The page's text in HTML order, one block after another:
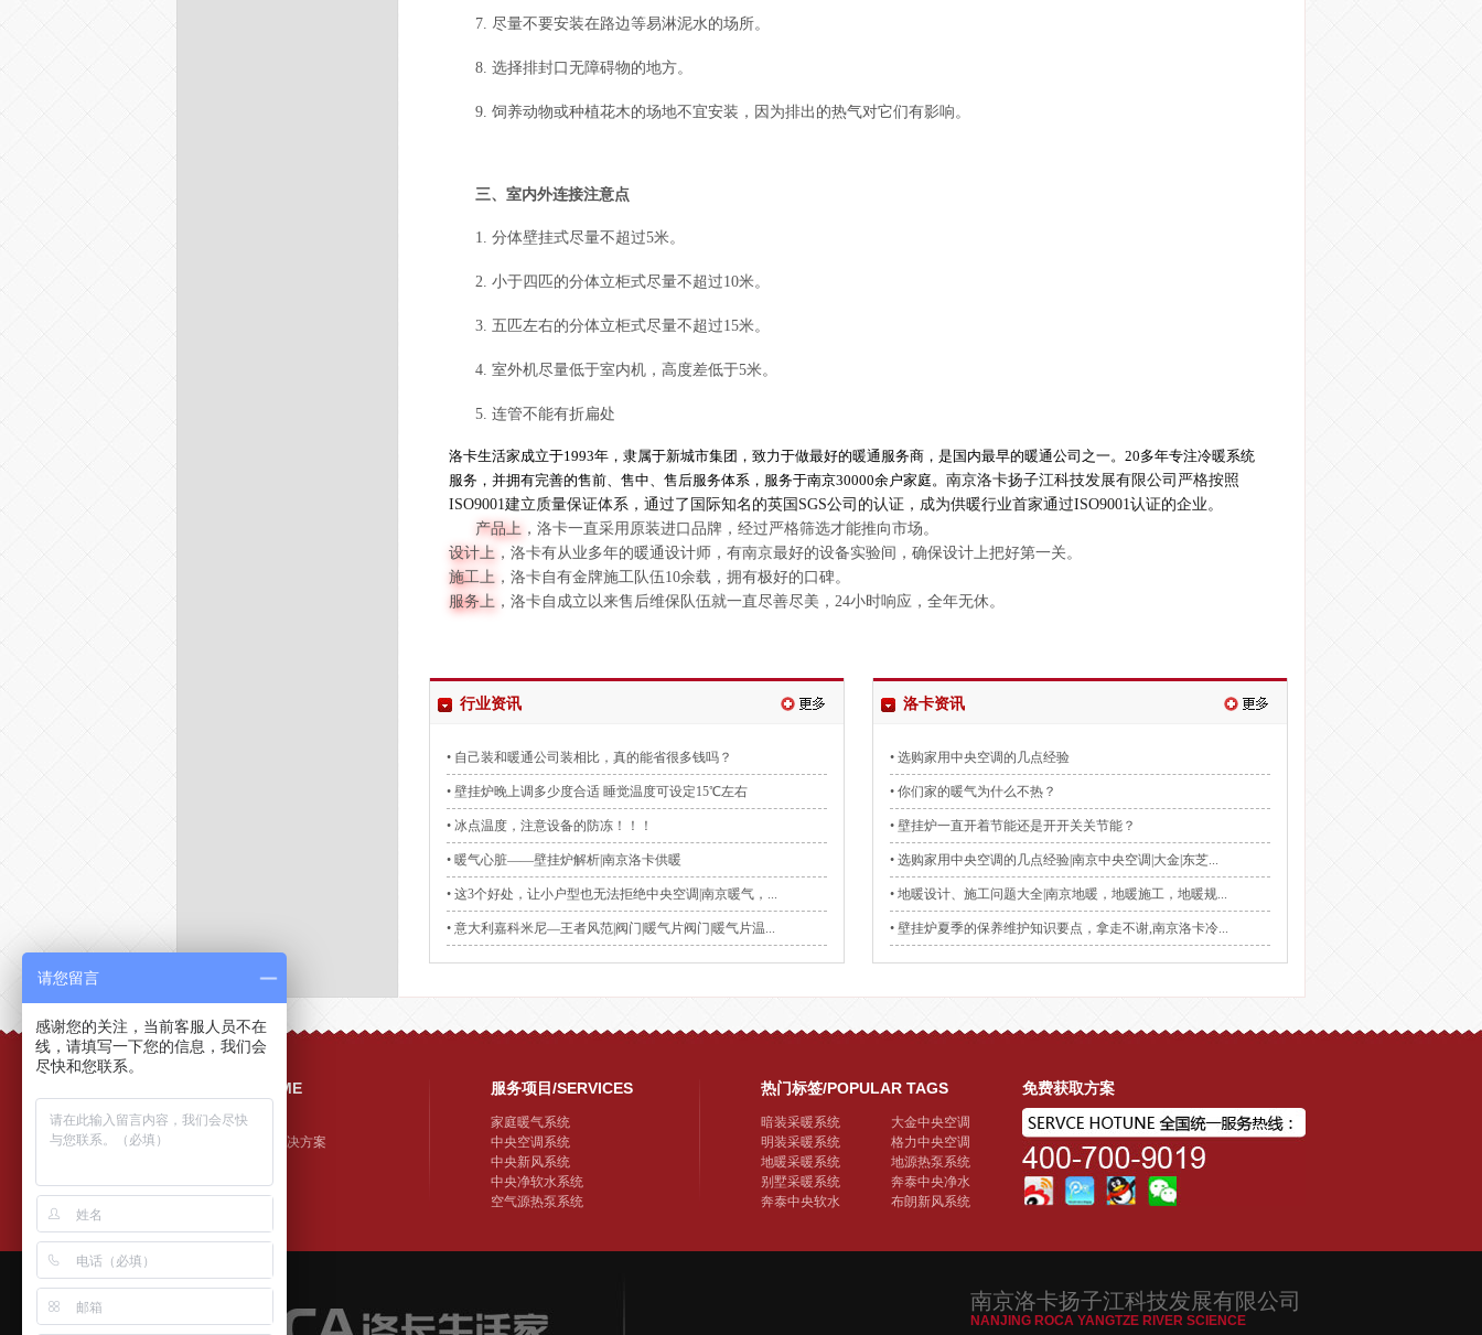
7. 尽量不要安装在路边等易淋泥水的场所。
8. 选择排封口无障碍物的地方。
9. 饲养动物或种植花木的场地不宜安装，因为排出的热气对它们有影响。
三、室内外连接注意点
1. 分体壁挂式尽量不超过5米。
2. 小于四匹的分体立柜式尽量不超过10米。
3. 五匹左右的分体立柜式尽量不超过15米。
4. 室外机尽量低于室内机，高度差低于5米。
5. 连管不能有折扁处
洛卡生活家成立于1993年，隶属于新城市集团，致力于做最好的暖通服务商，是国内最早的暖通公司之一。20多年专注冷暖系统
服务，并拥有完善的售前、售中、售后服务体系，服务于南京30000余户家庭。 南京洛卡扬子江科技发展有限公司严格按照
ISO9001建立质量保证体系，通过了国际知名的英国SGS公司的认证，成为供暖行业首家通过ISO9001认证的企业。
产品上 ，洛卡一直采用原装进口品牌，经过严格筛选才能推向市场。
设计上 ，洛卡有从业多年的暖通设计师，有南京最好的设备实验间，确保设计上把好第一关。
施工上 ，洛卡自有金牌施工队伍10余载，拥有极好的口碑。
服务上 ，洛卡自成立以来售后维保队伍就一直尽善尽美，24小时响应，全年无休。
行业资讯
• 自己装和暖通公司装相比，真的能省很多钱吗？
• 壁挂炉晚上调多少度合适 睡觉温度可设定15℃左右
• 冰点温度，注意设备的防冻！！！
• 暖气心脏——壁挂炉解析|南京洛卡供暖
• 这3个好处，让小户型也无法拒绝中央空调|南京暖气，...
• 意大利嘉科米尼—王者风范|阀门|暖气片阀门|暖气片温...
洛卡资讯
• 选购家用中央空调的几点经验
• 你们家的暖气为什么不热？
• 壁挂炉一直开着节能还是开开关关节能？
• 选购家用中央空调的几点经验|南京中央空调|大金|东芝...
• 地暖设计、施工问题大全|南京地暖，地暖施工，地暖规...
• 壁挂炉夏季的保养维护知识要点，拿走不谢,南京洛卡冷...
首页/HOME
洛卡生活家
洛卡系统解决方案
洛卡案例
联系洛卡
服务项目/SERVICES
家庭暖气系统
中央空调系统
中央新风系统
中央净软水系统
空气源热泵系统
热门标签/POPULAR TAGS
大金中央空调
暗装采暖系统
格力中央空调
明装采暖系统
地源热泵系统
地暖采暖系统
奔泰中央净水
别墅采暖系统
布朗新风系统
奔泰中央软水
免费获取方案
南京洛卡扬子江科技发展有限公司
NANJING ROCA YANGTZE RIVER SCIENCE
请您留言
感谢您的关注，当前客服人员不在
线，请填写一下您的信息，我们会
尽快和您联系。